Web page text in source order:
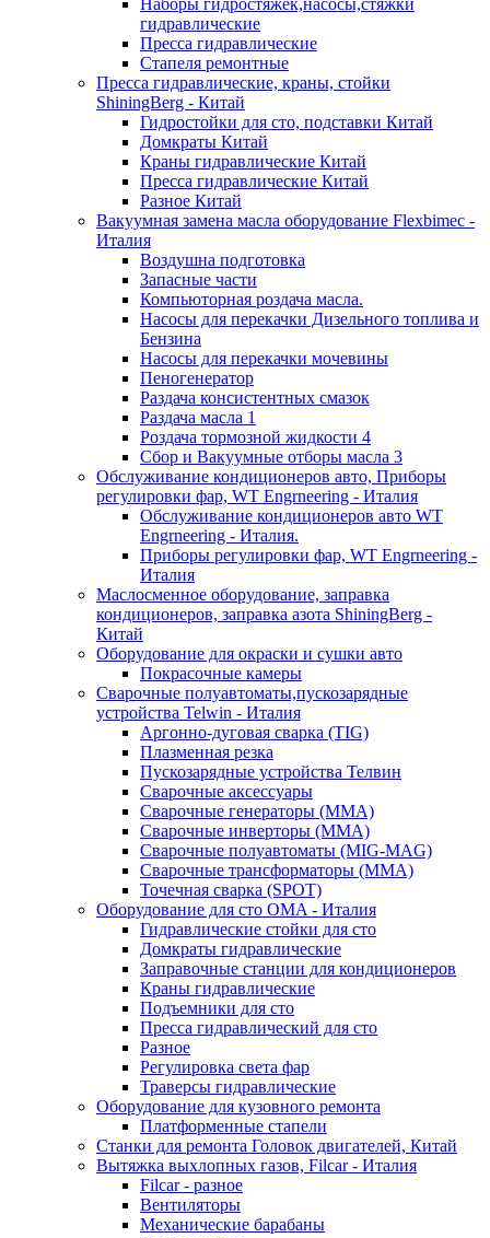
Наборы гидростяжек,насосы,стяжки
гидравлические
Пресса гидравлические
Стапеля ремонтные
Пресса гидравлические, краны, стойки
ShiningBerg - Китай
Гидростойки для сто, подставки Китай
Домкраты Китай
Краны гидравлические Китай
Пресса гидравлические Китай
Разное Китай
Вакуумная замена масла оборудование Flexbimeс -
Италия
Воздушна подготовка
Запасные части
Компьюторная роздача масла.
Насосы для перекачки Дизельного топлива и
Бензина
Насосы для перекачки мочевины
Пеногенератор
Раздача консистентных смазок
Раздача масла 1
Роздача тормозной жидкости 4
Сбор и Вакуумные отборы масла 3
Обслуживание кондиционеров авто, Приборы
регулировки фар, WT Engrneering - Италия
Обслуживание кондиционеров авто WT
Engrneering - Италия.
Приборы регулировки фар, WT Engrneering -
Италия
Маслосменное оборудование, заправка
кондиционеров, заправка азота ShiningBerg -
Китай
Оборудование для окраски и сушки авто
Покрасочные камеры
Сварочные полуавтоматы,пускозарядные
устройства Telwin - Италия
Аргонно-дуговая сварка (TIG)
Плазменная резка
Пускозарядные устройства Телвин
Сварочные аксессуары
Сварочные генераторы (MMA)
Сварочные инверторы (MMA)
Сварочные полуавтоматы (MIG-MAG)
Сварочные трансформаторы (MMA)
Точечная сварка (SPOT)
Оборудование для сто OMA - Италия
Гидравлические стойки для сто
Домкраты гидравлические
Заправочные станции для кондиционеров
Краны гидравлические
Подъемники для сто
Пресса гидравлический для сто
Разное
Регулировка света фар
Траверсы гидравлические
Оборудование для кузовного ремонта
Платформенные стапели
Станки для ремонта Головок двигателей, Китай
Вытяжка выхлопных газов, Filcar - Италия
Filcar - разное
Вентиляторы
Механические барабаны